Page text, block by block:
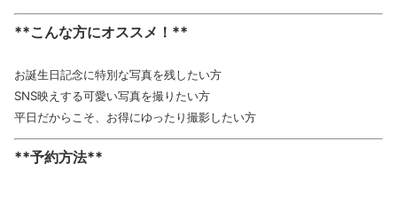
**こんな方にオススメ！**
お誕生日記念に特別な写真を残したい方
SNS映えする可愛い写真を撮りたい方
平日だからこそ、お得にゆったり撮影したい方
**予約方法**